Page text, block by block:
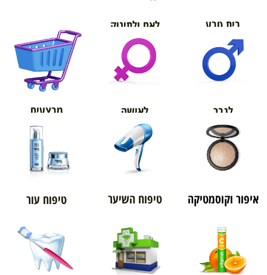
בית טבע לאם ולתינוק
אורטופדיה
לגבר לאישה מבצעים
איפור וקוסמטיקה טיפוח השיער טיפוח עור